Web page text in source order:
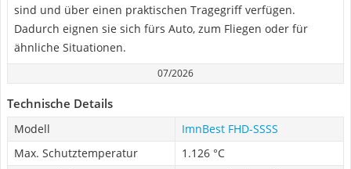
sind und über einen praktischen Tragegriff verfügen.
Dadurch eignen sie sich fürs Auto, zum Fliegen oder für
ähnliche Situationen.
07/2026
Technische Details
Modell
ImnBest FHD-SSSS
Max. Schutztemperatur
1.126 °C